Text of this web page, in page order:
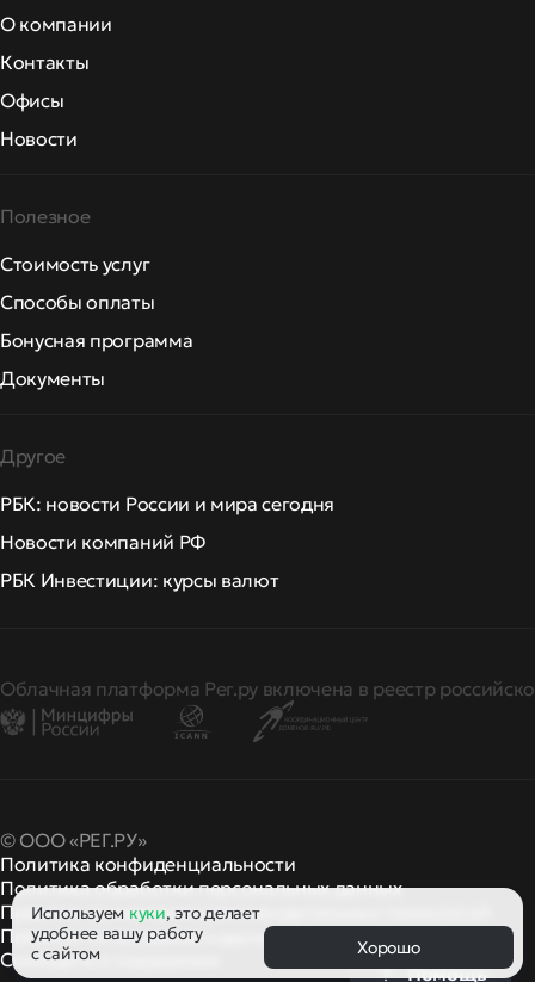
О компании
Контакты
Офисы
Новости
Полезное
Стоимость услуг
Способы оплаты
Бонусная программа
Документы
Другое
РБК: новости России и мира сегодня
Новости компаний РФ
РБК Инвестиции: курсы валют
Облачная платформа Рег.ру включена в реестр
© ООО «РЕГ.РУ»
Политика конфиденциальности
Политика обработки персональных данных
Правила применения рекомендательных технологий
Правила пользованияи другие
правила и политики
Сообщить о нарушении
Используем куки, это делает
удобнее вашу работу
с сайтом
Хорошо
Помощь